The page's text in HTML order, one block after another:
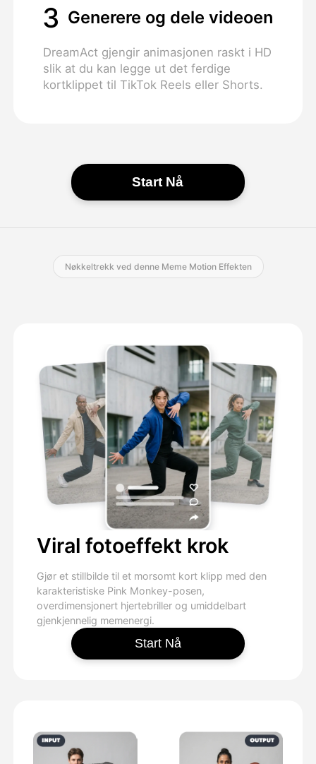
3 Generere og dele videoen
DreamAct gjengir animasjonen raskt i HD
slik at du kan legge ut det ferdige
kortklippet til TikTok Reels eller Shorts.
Start Nå
Nøkkeltrekk ved denne Meme Motion Effekten
Viral fotoeffekt krok
Gjør et stillbilde til et morsomt kort klipp med den
karakteristiske Pink Monkey-posen,
overdimensjonert hjertebriller og umiddelbart
gjenkjennelig memenergi.
Start Nå